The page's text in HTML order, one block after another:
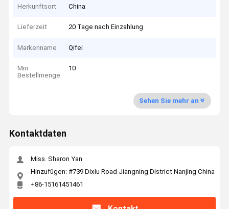
Herkunftsort China
Lieferzeit 20 Tage nach Einzahlung
Markenname Qifei
Min
Bestellmenge
10
Sehen Sie mehr an
Kontaktdaten
Miss. Sharon Yan
Hinzufügen: #739 Dixiu Road Jiangning District Nanjing China
+86-15161451461